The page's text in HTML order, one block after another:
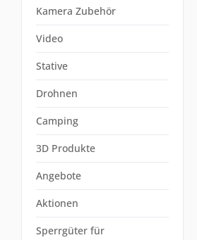
Kamera Zubehör
Video
Stative
Drohnen
Camping
3D Produkte
Angebote
Aktionen
Sperrgüter für